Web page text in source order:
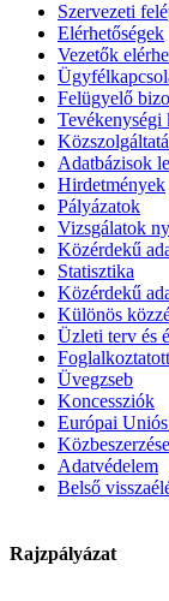
Szervezeti
Elérhetőségek
Vezetők
Felügyelő
Adatbázisok
Hirdetmények
Pályázatok
Vizsgálatok
Közérdekű
Statisztika
Közérdekű
Különös
Üzleti terv és
Üvegzseb
Koncessziók
Európai
Adatvédelem
Belső
Rajzpályázat